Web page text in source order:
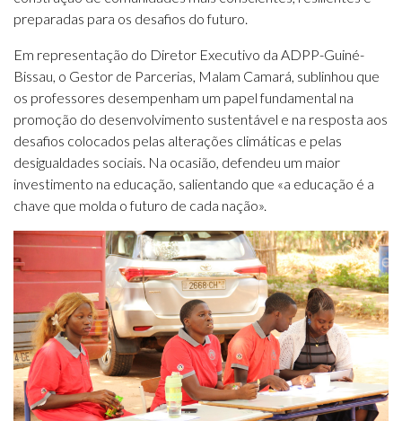
preparadas para os desafios do futuro.
Em representação do Diretor Executivo da ADPP-Guiné-
Bissau, o Gestor de Parcerias, Malam Camará, sublinhou que
os professores desempenham um papel fundamental na
promoção do desenvolvimento sustentável e na resposta aos
desafios colocados pelas alterações climáticas e pelas
desigualdades sociais. Na ocasião, defendeu um maior
investimento na educação, salientando que «a educação é a
chave que molda o futuro de cada nação».